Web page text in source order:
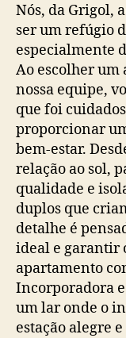
Nós, da Grigol,
ser um refúgio
especialmente
Ao escolher
nossa equipe,
que foi
proporcionar
bem-estar.
relação ao sol,
qualidade e
duplos que
detalhe é
ideal e garantir
apartamento
Incorporadora
um lar onde o
estação alegre